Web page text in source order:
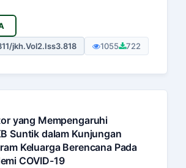
jkh.Vol2.Iss3.818 1055 722
yang Mempengaruhi
Suntik dalam Kunjungan
Keluarga Berencana Pada
COVID-19